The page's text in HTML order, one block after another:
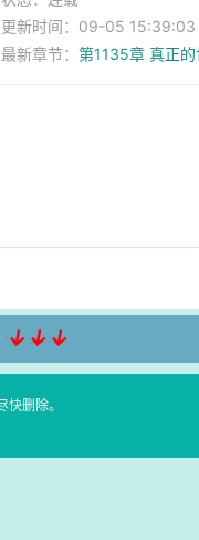
更新时间：09-05 15:39:03
最新章节： 第1135章 真正的
↓↓↓
删除。